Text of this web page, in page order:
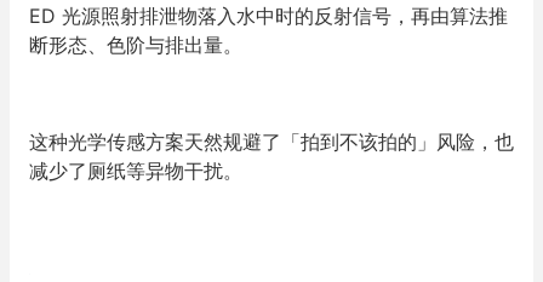
ED 光源照射排泄物落入水中时的反射信号，再由算法推
断形态、色阶与排出量。
这种光学传感方案天然规避了 「拍到不该拍的 」 风险，也
减少了厕纸等异物干扰。